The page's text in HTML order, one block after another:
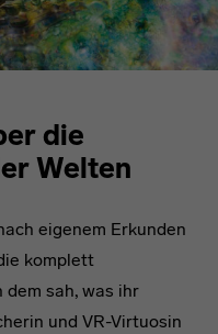
die
Welten
eigenem Erkunden
komplett
sah, was ihr
und VR-Virtuosin